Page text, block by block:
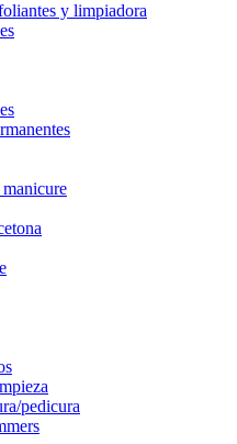
y limpiadora
pedicura